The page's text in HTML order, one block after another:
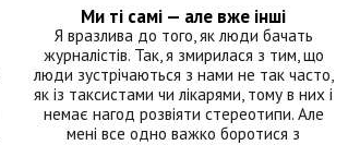
Ми ті самі — але вже інші
Я вразлива до того, як люди бачать
журналістів. Так, я змирилася з тим, що
люди зустрічаються з нами не так часто,
як із таксистами чи лікарями, тому в них і
немає нагод розвіяти стереотипи. Але
мені все одно важко боротися з